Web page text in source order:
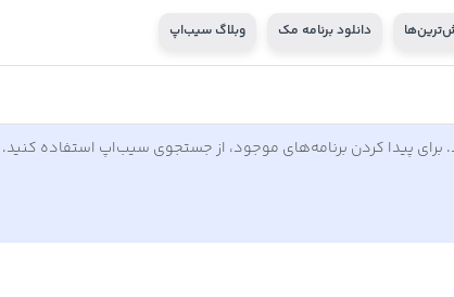
دانلود برنامه مک وبلاگ سیب‌اپ
برای پیدا کردن برنامه‌های موجود، از جستجوی سیب‌اپ استفاده کنید.